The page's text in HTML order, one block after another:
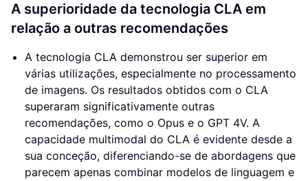
A superioridade da tecnologia CLA em
relação a outras recomendações
A tecnologia CLA demonstrou ser superior em
várias utilizações, especialmente no processamento
de imagens. Os resultados obtidos com o CLA
superaram significativamente outras
recomendações, como o Opus e o GPT 4V. A
capacidade multimodal do CLA é evidente desde a
sua conceção, diferenciando-se de abordagens que
parecem apenas combinar modelos de linguagem e